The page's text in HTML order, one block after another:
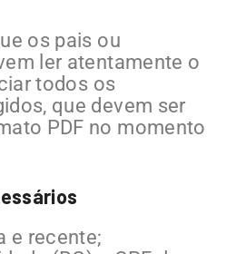
os pais ou
ler atentamente o
todos os
que devem ser
PDF no momento
e recente;